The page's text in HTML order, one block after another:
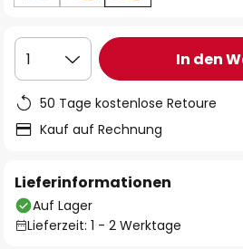
1 In den
50 Tage kostenlose Retoure
Kauf auf Rechnung
Lieferinformationen
Auf Lager
Lieferzeit: 1 - 2 Werktage